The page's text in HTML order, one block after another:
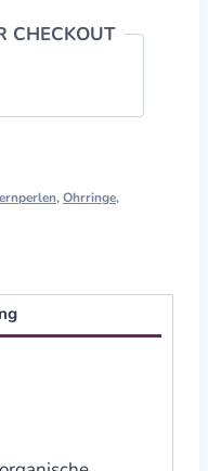
CHECKOUT
,Ohrringe,